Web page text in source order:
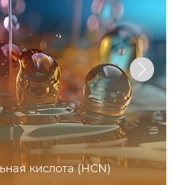
кислота (HCN)